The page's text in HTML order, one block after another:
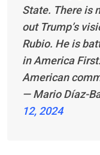
State. There is
out Trump’s
Rubio. He is
in America
American
— Mario Díaz-
12, 2024